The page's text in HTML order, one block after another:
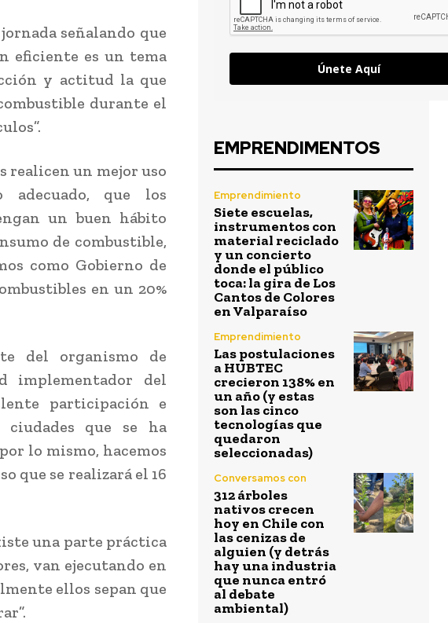
señalando que
eficiente es un tema
y actitud la que
durante el
realicen un mejor uso
que los
un buen hábito
de combustible,
como Gobierno de
en un 20%
del organismo de
implementador del
participación e
que se ha
lo mismo, hacemos
que se realizará el 16
una parte práctica
van ejecutando en
ellos sepan que
Únete Aquí
EMPRENDIMENTOS
Emprendimiento
Siete escuelas,
instrumentos con
material reciclado
y un concierto
donde el público
toca: la gira de Los
Cantos de Colores
en Valparaíso
Emprendimiento
Las postulaciones
a HUBTEC
crecieron 138% en
un año (y estas
son las cinco
tecnologías que
quedaron
seleccionadas)
Conversamos con
312 árboles
nativos crecen
hoy en Chile con
las cenizas de
alguien (y detrás
hay una industria
que nunca entró
al debate
ambiental)